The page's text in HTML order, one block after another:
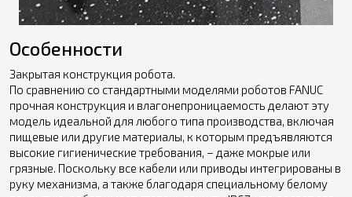
Особенности
Закрытая конструкция робота.
По сравнению со стандартными моделями роботов FANUC
прочная конструкция и влагонепроницаемость делают эту
модель идеальной для любого типа производства, включая
пищевые или другие материалы, к которым предъявляются
высокие гигиенические требования, – даже мокрые или
грязные. Поскольку все кабели или приводы интегрированы в
руку механизма, а также благодаря специальному белому